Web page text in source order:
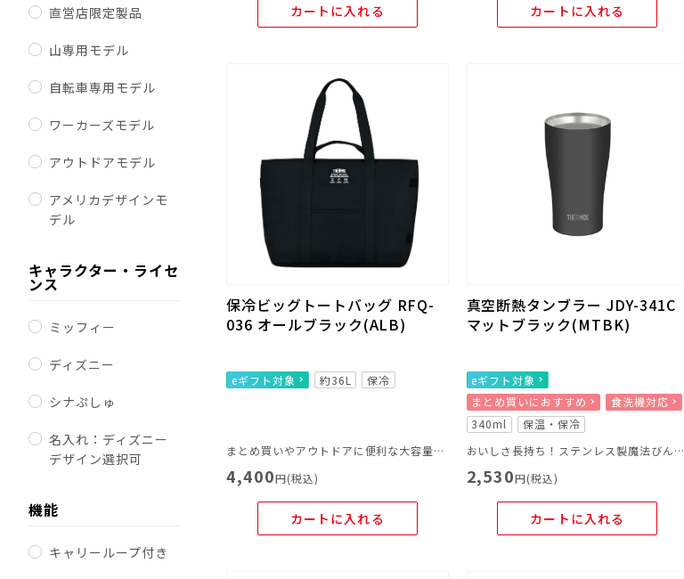
直営店限定製品
山専用モデル
自転車専用モデル
ワーカーズモデル
アウトドアモデル
アメリカデザインモ
デル
キャラクター・ライセ
ンス
ミッフィー
ディズニー
シナぷしゅ
名入れ：ディズニー
デザイン選択可
機能
キャリーループ付き
カートに入れる カートに入れる
保冷ビッグトートバッグ RFQ-
036 オールブラック(ALB)
eギフト対象 約36L 保冷
まとめ買いやアウトドアに便利な大容量のトートバッグ
4,400円(税込)
カートに入れる
真空断熱タンブラー JDY-341C
マットブラック(MTBK)
eギフト対象
まとめ買いにおすすめ
食洗機対応
340ml
保温・保冷
おいしさ長持ち！ステンレス製魔法びん構造のタンブラー
2,530円(税込)
カートに入れる